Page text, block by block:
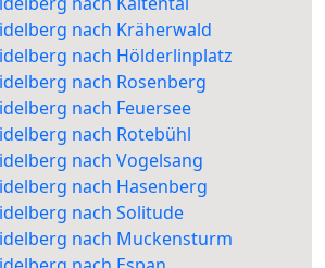
nach Kräherwald
nach Hölderlinplatz
nach Rosenberg
nach Feuersee
nach Rotebühl
nach Vogelsang
nach Hasenberg
nach Solitude
nach Muckensturm